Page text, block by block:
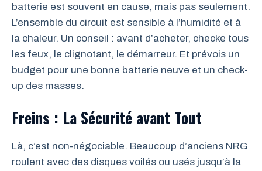
batterie est souvent en cause, mais pas seulement.
L’ensemble du circuit est sensible à l’humidité et à
la chaleur. Un conseil : avant d’acheter, checke tous
les feux, le clignotant, le démarreur. Et prévois un
budget pour une bonne batterie neuve et un check-
up des masses.
Freins : La Sécurité avant Tout
Là, c’est non-négociable. Beaucoup d’anciens NRG
roulent avec des disques voilés ou usés jusqu’à la